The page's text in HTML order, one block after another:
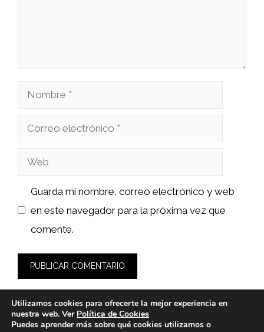
Nombre
Correo
Web
Guarda mi nombre, correo electrónico y web
en este navegador para la próxima vez que
comente.
Utilizamos cookies para ofrecerte la mejor experiencia en
nuestra web. Ver Política de Cookies
Puedes aprender más sobre qué cookies utilizamos o